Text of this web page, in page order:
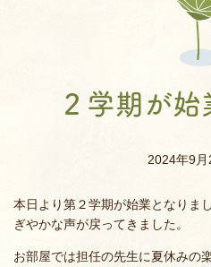
２学期が
2024年9
本日より第２学期が始業となりま
ぎやかな声が戻ってきました。
お部屋では担任の先生に夏休みの